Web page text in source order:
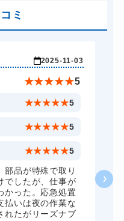
14,300円～(税込)
11,000円～(税込)
11,000円～(税込)
8,800円～(税込)
11,000円～(税込)
ミ
2025-11-03
★★★★★5
★★★★★5
★★★★★5
★★★★★5
部品が特殊で取り
でしたが、仕事が
かった。応急処置
払いは夜の作業な
れたがリーズナブ